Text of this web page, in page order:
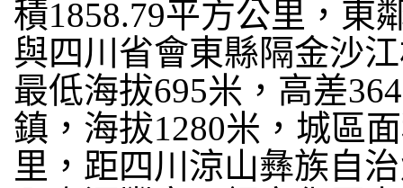
積1858.79平方公里，東
與四川省會東縣隔金沙
最低海拔695米，高差
鎮，海拔1280米，城區
里，距四川涼山彝族自